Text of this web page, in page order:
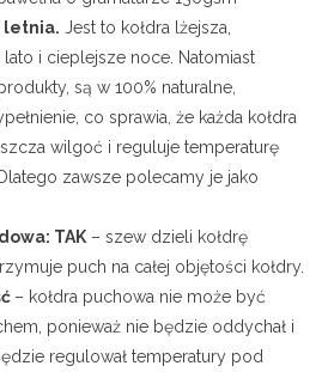
letnia. Jest to kołdra lżejsza,
i cieplejsze noce. Natomiast
są w 100% naturalne,
co sprawia, że każda kołdra
wilgoć i reguluje temperaturę
zawsze polecamy je jako
TAK – szew dzieli kołdrę
puch na całej objętości kołdry.
– kołdra puchowa nie może być
ponieważ nie będzie oddychał i
regulował temperatury pod